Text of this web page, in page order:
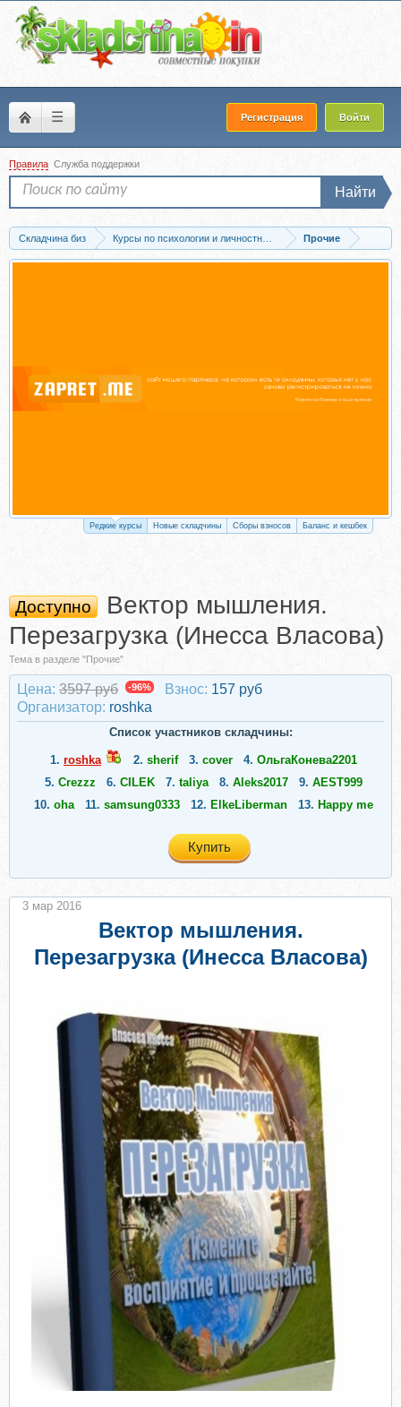
☰ Регистрация Войти
Правила Служба поддержки
Найти
Складчина биз Курсы по психологии и личностному развитию
Прочие
Скачать Вектор мышления. Перезагрузка (Инесса Власова)
Редкие курсы Новые складчины Сборы взносов Баланс и кешбек
Доступно
Вектор мышления.
Перезагрузка (Инесса Власова)
Тема в разделе "Прочие"
Цена: 3597 руб -96% Взнос: 157 руб
Организатор: roshka
Список участников складчины:
1. roshka 2. sherif 3. cover 4. ОльгаКонева2201
5. Crezzz 6. CILEK 7. taliya 8. Aleks2017 9. AEST999
10. oha 11. samsung0333 12. ElkeLiberman 13. Happy me
Купить
Вектор мышления.
Перезагрузка (Инесса Власова)
3 мар 2016